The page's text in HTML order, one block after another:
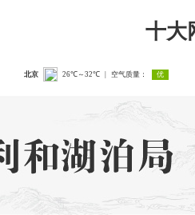
十大